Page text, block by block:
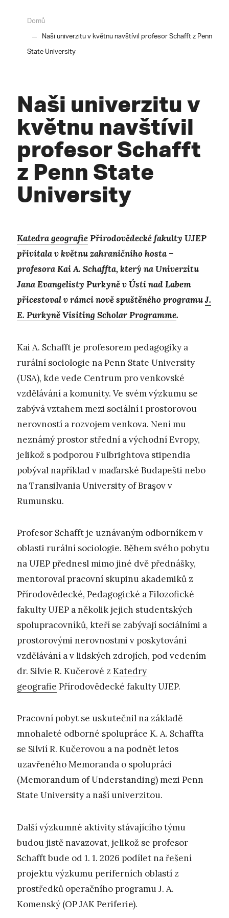
Domů
Naši univerzitu v květnu navštívil profesor Schafft z Penn
State University
Naši univerzitu v
květnu navštívil
profesor Schafft
z Penn State
University
Katedra geografiePřírodovědecké fakulty UJEP
přivítala v květnu zahraničního hosta –
profesora Kai A. Schaffta, který na Univerzitu
Jana Evangelisty Purkyně v Ústí nad Labem
přicestoval v rámci nově spuštěného programuJ.
E. Purkyně Visiting Scholar Programme.
Kai A. Schafft je profesorem pedagogiky a
rurální sociologie na Penn State University
(USA), kde vede Centrum pro venkovské
vzdělávání a komunity. Ve svém výzkumu se
zabývá vztahem mezi sociální i prostorovou
nerovností a rozvojem venkova. Není mu
neznámý prostor střední a východní Evropy,
jelikož s podporou Fulbrightova stipendia
pobýval například v maďarské Budapešti nebo
na Transilvania University of Braşov v
Rumunsku.
Profesor Schafft je uznávaným odborníkem v
oblasti rurální sociologie. Během svého pobytu
na UJEP přednesl mimo jiné dvě přednášky,
mentoroval pracovní skupinu akademiků z
Přírodovědecké, Pedagogické a Filozofické
fakulty UJEP a několik jejich studentských
spolupracovníků, kteří se zabývají sociálními a
prostorovými nerovnostmi v poskytování
vzdělávání a v lidských zdrojích, pod vedením
dr. Silvie R. Kučerové z Katedry
geografie Přírodovědecké fakulty UJEP.
Pracovní pobyt se uskutečnil na základě
mnohaleté odborné spolupráce K. A. Schaffta
se Silvií R. Kučerovou a na podnět letos
uzavřeného Memoranda o spolupráci
(Memorandum of Understanding) mezi Penn
State University a naší univerzitou.
Další výzkumné aktivity stávajícího týmu
budou jistě navazovat, jelikož se profesor
Schafft bude od 1. 1. 2026 podílet na řešení
projektu výzkumu periferních oblastí z
prostředků operačního programu J. A.
Komenský (OP JAK Periferie).